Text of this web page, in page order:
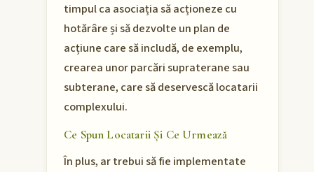
timpul ca asociația să acționeze cu
hotărâre și să dezvolte un plan de
acțiune care să includă, de exemplu,
crearea unor parcări supraterane sau
subterane, care să deservescă locatarii
complexului.
Ce Spun Locatarii Și Ce Urmează
În plus, ar trebui să fie implementate